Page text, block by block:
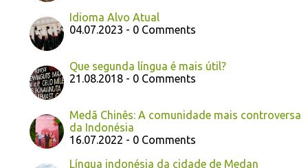
Idioma Alvo Atual
04.07.2023 - 0 Comments
Que segunda língua é mais útil?
21.08.2018 - 0 Comments
Medã Chinês: A comunidade mais controversa
da Indonésia
16.07.2022 - 0 Comments
Língua indonésia da cidade de Medan